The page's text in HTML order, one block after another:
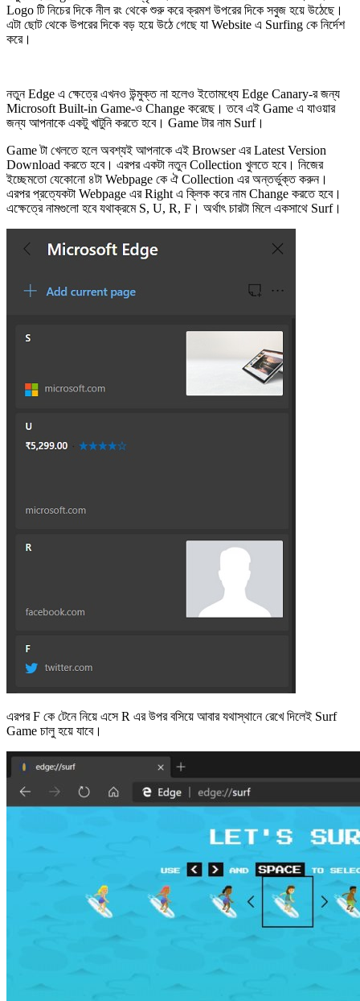
Logo টি‌ নিচের দিকে নীল রং থেকে শুরু করে ক্রমশ উপরের দিকে সবুজ হয়ে উঠেছে।
এটা ছোট থেকে উপরের দিকে বড় হয়ে উঠে গেছে যা Website এ Surfing কে নির্দেশ
করে।
নতুন Edge এ ক্ষেত্রে এখনও উন্মুক্ত না হলেও ইতোমধ্যে Edge Canary-র জন্য
Microsoft Built-in Game-ও Change করেছে। তবে এই Game এ যাওয়ার
জন্য আপনাকে একটু খাটুনি করতে হবে। Game টার নাম Surf।
Game টা খেলতে হলে অবশ্যই আপনাকে এই Browser এর Latest Version
Download করতে হবে। এরপর একটা নতুন Collection খুলতে হবে। নিজের
ইচ্ছেমতো যেকোনো ৪টা Webpage কে ঐ Collection এর অন্তর্ভুক্ত করুন।
এরপর প্রত্যেকটা Webpage এর Right এ ক্লিক করে নাম Change করতে হবে।
এক্ষেত্রে নামগুলো হবে যথাক্রমে S, U, R, F। অর্থাৎ চারটা মিলে একসাথে Surf।
এরপর F কে টেনে নিয়ে এসে R এর উপর বসিয়ে আবার যথাস্থানে রেখে দিলেই Surf
Game চালু হয়ে যাবে।